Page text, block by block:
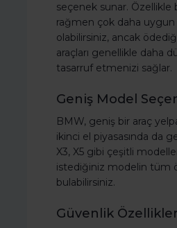
seçenek sunar. Özellikle
rağmen çok daha uygun
olabilirsiniz, ancak
araçları genellikle daha
tasarruf etmenizi sağlar.
Geniş Model
BMW, geniş bir araç
ikinci el piyasasında da
X3, X5 gibi çeşitli
istediğiniz modelin tüm
bulabilirsiniz.
Güvenlik